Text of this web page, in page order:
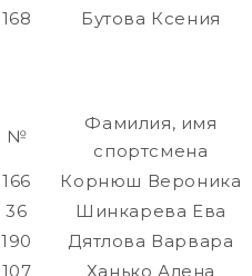
168 Бутова Ксения
№
Фамилия, имя
спортсмена
166 Корнюш Вероника
36 Шинкарева Ева
190 Дятлова Варвара
107 Ханько Алена